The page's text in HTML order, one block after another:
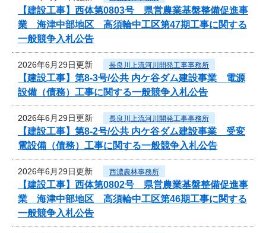
【建設工事】西体第0803号 県営農業基盤整備促進事
業 海津中部地区 高須輪中工区第47期工事に関する
一般競争入札公告
2026年6月29日更新 長良川上流河川開発工事事務所
【建設工事】第8-3号/公共 内ケ谷ダム建設事業 電源
設備（債務）工事に関する一般競争入札公告
2026年6月29日更新 長良川上流河川開発工事事務所
【建設工事】第8-2号/公共 内ケ谷ダム建設事業 受変
電設備（債務）工事に関する一般競争入札公告
2026年6月29日更新 西濃農林事務所
【建設工事】西体第0802号 県営農業基盤整備促進事
業 海津中部地区 高須輪中工区第46期工事に関する
一般競争入札公告